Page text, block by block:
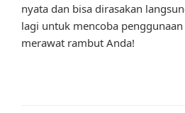
nyata dan bisa dirasakan
lagi untuk mencoba
merawat rambut Anda!